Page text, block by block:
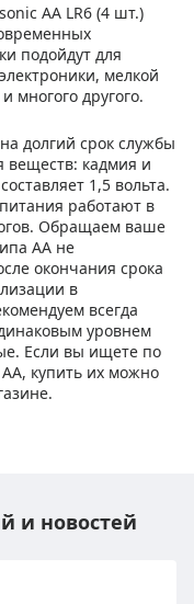
AA LR6 (4 шт.)
подойдут для
мелкой
многого другого.
долгий срок службы
веществ: кадмия и
1,5 вольта.
работают в
Обращаем ваше
АА не
окончания срока
в
всегда
уровнем
Если вы ищете по
купить их можно
и новостей